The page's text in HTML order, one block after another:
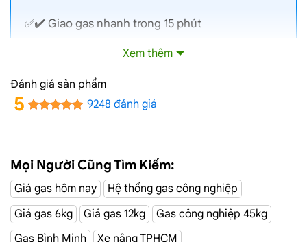
✅✔️ Giao gas nhanh trong 15 phút
✅✔️ Gas đủ ký, chất lượng cao, bình gas được
kiểm định định kỳ
✅✔️ Bán gas đúng giá niêm yết trên web
✅✔️ Giao gas và lắp đặt miễn phí
Đại Lý Gas Đường Bùi Dương Lịch,
Quận Bình Tân
Xem thêm
Đánh giá sản phẩm
5 9248 đánh giá
Mọi Người Cũng Tìm Kiếm:
Giá gas hôm nay
Hệ thống gas công nghiệp
Giá gas 6kg
Giá gas 12kg
Gas công nghiệp 45kg
Gas Bình Minh
Xe nâng TPHCM